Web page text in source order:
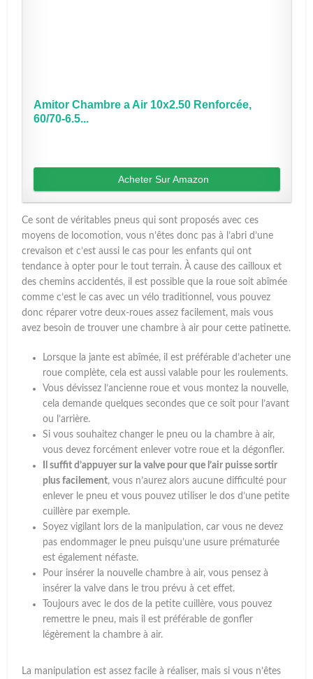
Amitor Chambre a Air 10x2.50 Renforcée,
60/70-6.5...
Acheter Sur Amazon
Ce sont de véritables pneus qui sont proposés avec ces
moyens de locomotion, vous n’êtes donc pas à l’abri d’une
crevaison et c’est aussi le cas pour les enfants qui ont
tendance à opter pour le tout terrain. À cause des cailloux et
des chemins accidentés, il est possible que la roue soit abîmée
comme c’est le cas avec un vélo traditionnel, vous pouvez
donc réparer votre deux-roues assez facilement, mais vous
avez besoin de trouver une chambre à air pour cette patinette.
Lorsque la jante est abîmée, il est préférable d’acheter une
roue complète, cela est aussi valable pour les roulements.
Vous dévissez l’ancienne roue et vous montez la nouvelle,
cela demande quelques secondes que ce soit pour l’avant
ou l’arrière.
Si vous souhaitez changer le pneu ou la chambre à air,
vous devez forcément enlever votre roue et la dégonfler.
Il suffit d’appuyer sur la valve pour que l’air puisse sortir
plus facilement, vous n’aurez alors aucune difficulté pour
enlever le pneu et vous pouvez utiliser le dos d’une petite
cuillère par exemple.
Soyez vigilant lors de la manipulation, car vous ne devez
pas endommager le pneu puisqu’une usure prématurée
est également néfaste.
Pour insérer la nouvelle chambre à air, vous pensez à
insérer la valve dans le trou prévu à cet effet.
Toujours avec le dos de la petite cuillère, vous pouvez
remettre le pneu, mais il est préférable de gonfler
légèrement la chambre à air.
La manipulation est assez facile à réaliser, mais si vous n’êtes